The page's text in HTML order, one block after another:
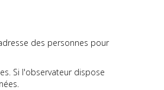
des personnes pour
Si l'observateur dispose